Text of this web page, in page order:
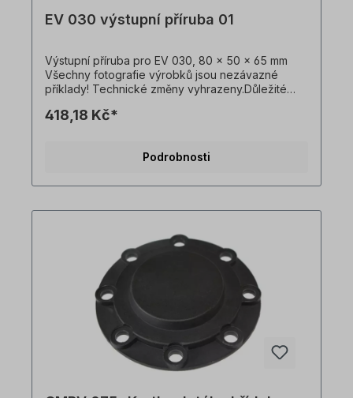
EV 030 výstupní příruba 01
Výstupní příruba pro EV 030, 80 x 50 x 65 mm
Všechny fotografie výrobků jsou nezávazné
příklady! Technické změny vyhrazeny.Důležité
zakázku. Vrácení zboží ani zrušení objednávky
418,18 Kč*
Podrobnosti